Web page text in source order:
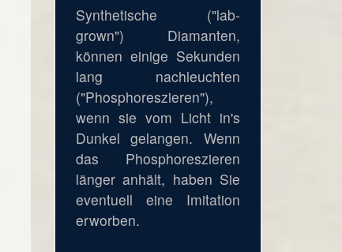
Synthetische ("lab-
grown") Diamanten,
können einige Sekunden
lang nachleuchten
("Phosphoreszieren"),
wenn sie vom Licht in's
Dunkel gelangen. Wenn
das Phosphoreszieren
länger anhält, haben Sie
eventuell eine Imitation
erworben.